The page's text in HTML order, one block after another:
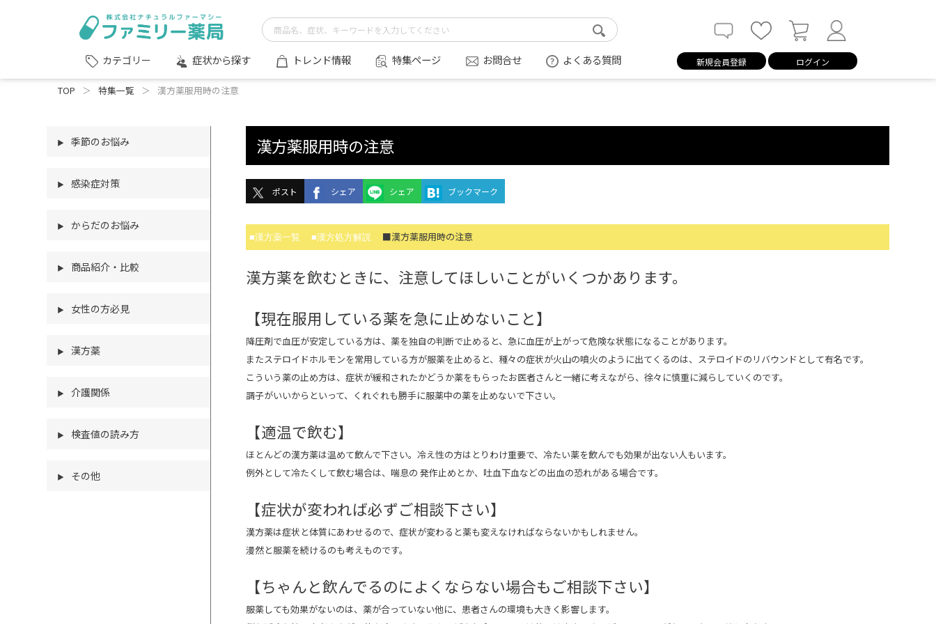
カテゴリー 症状から探す トレンド情報 特集ページ お問合せ よくある質問 新規会員登録 ログイン
TOP ＞ 特集一覧 ＞ 漢方薬服用時の注意
▶ 季節のお悩み
▶ 感染症対策
▶ からだのお悩み
▶ 商品紹介・比較
▶ 女性の方必見
▶ 漢方薬
▶ 介護関係
▶ 検査値の読み方
▶ その他
漢方薬服用時の注意
ポスト シェア シェア ブックマーク
■漢方薬一覧 ■漢方処方解説 ■漢方薬服用時の注意
漢方薬を飲むときに、注意してほしいことがいくつかあります。
【現在服用している薬を急に止めないこと】
降圧剤で血圧が安定している方は、薬を独自の判断で止めると、急に血圧が上がって危険な状態になることがあります。
またステロイドホルモンを常用している方が服薬を止めると、種々の症状が火山の噴火のように出てくるのは、ステロイドのリバウンドとして有名です。
こういう薬の止め方は、症状が緩和されたかどうか薬をもらったお医者さんと一緒に考えながら、徐々に慎重に減らしていくのです。
調子がいいからといって、くれぐれも勝手に服薬中の薬を止めないで下さい。
【適温で飲む】
ほとんどの漢方薬は温めて飲んで下さい。冷え性の方はとりわけ重要で、冷たい薬を飲んでも効果が出ない人もいます。
例外として冷たくして飲む場合は、喘息の 発作止めとか、吐血下血などの出血の恐れがある場合です。
【症状が変われば必ずご相談下さい】
漢方薬は症状と体質にあわせるので、症状が変わると薬も変えなければならないかもしれません。
漫然と服薬を続けるのも考えものです。
【ちゃんと飲んでるのによくならない場合もご相談下さい】
服薬しても効果がないのは、薬が合っていない他に、患者さんの環境も大きく影響します。